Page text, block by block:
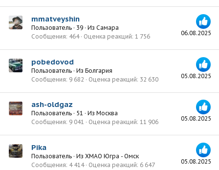
06.08.2025
mmatveyshin
Пользователь · 39 · Из Самара
Сообщения 464 Оценка реакций 1 756
05.08.2025
pobedovod
Пользователь · Из Болгария
Сообщения 9 682 Оценка реакций 32 630
05.08.2025
ash-oldgaz
Пользователь · 51 · Из Москва
Сообщения 9 041 Оценка реакций 11 906
05.08.2025
Pika
Пользователь · Из ХМАО Югра - Омск
Сообщения 4 414 Оценка реакций 6 647